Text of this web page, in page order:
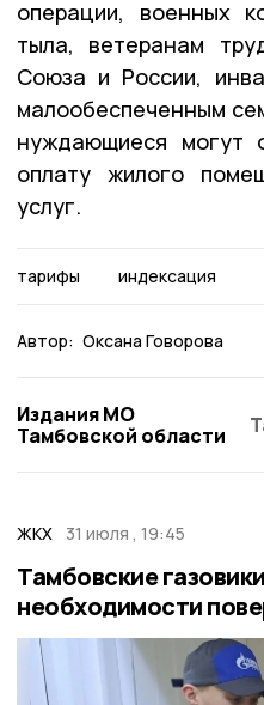
операции, военных
тыла, ветеранам
Союза и России,
малообеспеченным
нуждающиеся могут
оплату жилого
услуг.
тарифы индексация
Автор: Оксана Говорова
Издания МО
Тамбовской области
ЖКХ 31 июля , 19:45
Тамбовские
необходимости